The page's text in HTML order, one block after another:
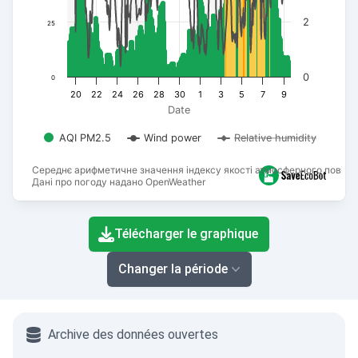
Середнє арифметичне значення індексу якості атмосферного
Дані про погоду надано OpenWeather
Date
AQI PM2.5 Wind power Relative humidity
20 22 24 26 28 30 1 3 5 7 9
0
25
0
2
End of interactive chart.
Télécharger le graphique
Changer la période
Archive des données ouvertes